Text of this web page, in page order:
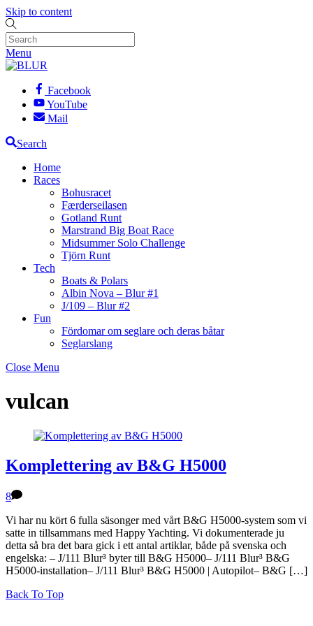
Skip to content
Menu
Facebook
YouTube
Mail
Search
Home
Races
Bohusracet
Færderseilasen
Gotland Runt
Marstrand Big Boat Race
Midsummer Solo Challenge
Tjörn Runt
Tech
Boats & Polars
Albin Nova – Blur #1
J/109 – Blur #2
Fun
Fördomar om seglare och deras båtar
Seglarslang
Close Menu
vulcan
Komplettering av B&G H5000
8
Vi har nu kört 6 fulla säsonger med vårt B&G H5000-system som vi
satte in tillsammans med Happy Yachting. Vi dokumenterade ju
detta så bra det bara gick i ett antal artiklar, både på svenska och
engelska: – J/111 Blur³ byter till B&G H5000– J/111 Blur³ B&G
H5000-installation– J/111 Blur³ B&G H5000 | Autopilot– B&G […]
Back To Top